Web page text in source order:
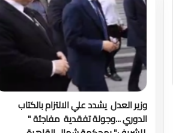
وزير العدل يشدد علي الالتزام بالكتاب
الدوري ...وجولة تفقدية مفاجئة "